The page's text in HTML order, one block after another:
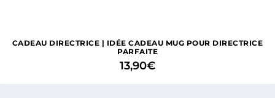
CADEAU DIRECTRICE | IDÉE CADEAU MUG POUR DIRECTRICE
PARFAITE
13,90€